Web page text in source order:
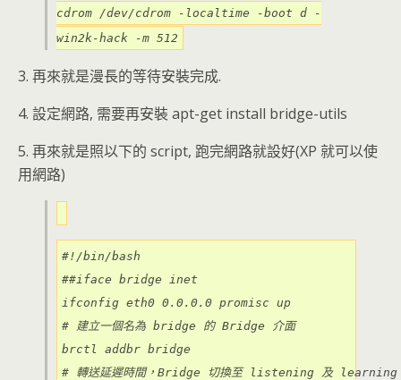
cdrom /dev/cdrom -localtime -boot d -
win2k-hack -m 512
3. 再來就是漫長的等待安裝完成.
4. 設定網路, 需要再安裝 apt-get install bridge-utils
5. 再來就是照以下的 script, 跑完網路就設好(XP 就可以使
用網路)
#!/bin/bash
##iface bridge inet
ifconfig eth0 0.0.0.0 promisc up
# 建立一個名為 bridge 的 Bridge 介面
brctl addbr bridge
# 轉送延遲時間，Bridge 切換至 listening 及 learning